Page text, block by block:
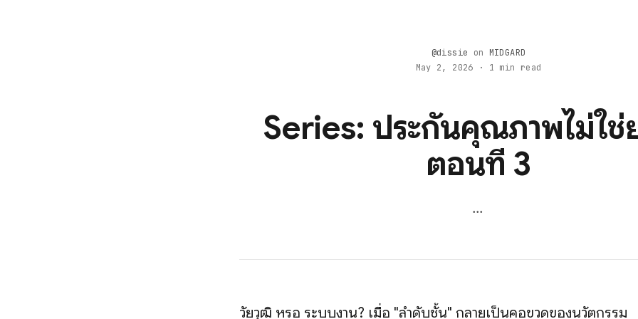
@dissie on MIDGARD
May 2, 2026 · 1 min read
Series: ประกันคุณภาพไม่ใช่
ตอนที่ 3
...
วัยวุฒิ หรือ ระบบงาน? เมื่อ "ลำดับชั้น" กลายเป็นคอขวดของนวัตกรรม